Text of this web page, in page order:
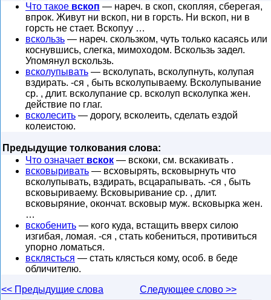
Что такое вскоп — нареч. в скоп, скопляя, сберегая,
впрок. Живут ни вскоп, ни в горсть. Ни вскоп, ни в
горсть не стает. Вскопуу …
вскользь — нареч. скользком, чуть только касаясь или
коснувшись, слегка, мимоходом. Вскользь задел.
Упомянул вскользь.
всколупывать — всколупать, всколупнуть, колупая
вздирать. -ся , быть всколупываему. Всколупывание
ср. , длит. всколупание ср. всколуп всколупка жен.
действие по глаг.
всколесить — дорогу, всколеить, сделать ездой
колеистою.
Предыдущие толкования слова:
Что означает вскок — вскоки, см. вскакивать .
всковыривать — всховырять, всковырнуть что
всколупывать, вздирать, всцарапывать. -ся , быть
всковыриваему. Всковыривание ср. , длит.
всковыряние, окончат. всковыр муж. всковырка жен.
…
вскобенить — кого куда, встащить вверх силою
изгибая, ломая. -ся , стать кобениться, противиться
упорно ломаться.
всклясться — стать клясться кому, особ. в беде
обличителю.
<< Предыдущие слова
Следующее слово >>